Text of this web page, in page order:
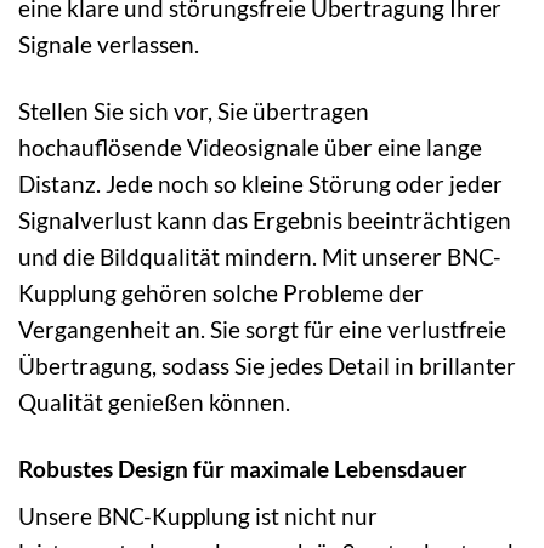
eine klare und störungsfreie Übertragung Ihrer
Signale verlassen.
Stellen Sie sich vor, Sie übertragen
hochauflösende Videosignale über eine lange
Distanz. Jede noch so kleine Störung oder jeder
Signalverlust kann das Ergebnis beeinträchtigen
und die Bildqualität mindern. Mit unserer BNC-
Kupplung gehören solche Probleme der
Vergangenheit an. Sie sorgt für eine verlustfreie
Übertragung, sodass Sie jedes Detail in brillanter
Qualität genießen können.
Robustes Design für maximale Lebensdauer
Unsere BNC-Kupplung ist nicht nur